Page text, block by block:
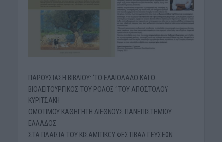
ΠΑΡΟΥΣΙΑΣΗ ΒΙΒΛΙΟΥ: ‘ΤΟ ΕΛΑΙΟΛΑΔΟ ΚΑΙ Ο
ΒΙΟΛΕΙΤΟΥΡΓΙΚΟΣ ΤΟΥ ΡΟΛΟΣ ‘ ΤΟΥ ΑΠΟΣΤΟΛΟΥ
ΚΥΡΙΤΣΑΚΗ
ΟΜΟΤΙΜΟΥ ΚΑΘΗΓΗΤΗ ΔΙΕΘΝΟΥΣ ΠΑΝΕΠΙΣΤΗΜΙΟΥ
ΕΛΛΑΔΟΣ
ΣΤΑ ΠΛΑΙΣΙΑ ΤΟΥ ΚΙΣΑΜΙΤΙΚΟΥ ΦΕΣΤΙΒΑΛ ΓΕΥΣΕΩΝ